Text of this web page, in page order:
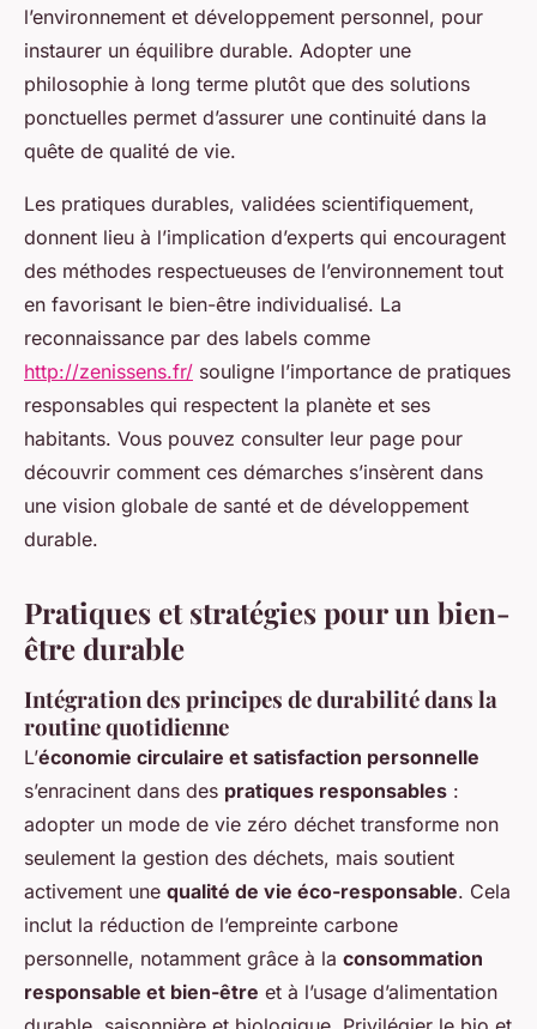
l’environnement et développement personnel, pour
instaurer un équilibre durable. Adopter une
philosophie à long terme plutôt que des solutions
ponctuelles permet d’assurer une continuité dans la
quête de qualité de vie.
Les pratiques durables, validées scientifiquement,
donnent lieu à l’implication d’experts qui encouragent
des méthodes respectueuses de l’environnement tout
en favorisant le bien-être individualisé. La
reconnaissance par des labels comme
http://zenissens.fr/ souligne l’importance de pratiques
responsables qui respectent la planète et ses
habitants. Vous pouvez consulter leur page pour
découvrir comment ces démarches s’insèrent dans
une vision globale de santé et de développement
durable.
Pratiques et stratégies pour un bien-
être durable
Intégration des principes de durabilité dans la
routine quotidienne
L’économie circulaire et satisfaction personnelle
s’enracinent dans des pratiques responsables :
adopter un mode de vie zéro déchet transforme non
seulement la gestion des déchets, mais soutient
activement une qualité de vie éco-responsable. Cela
inclut la réduction de l’empreinte carbone
personnelle, notamment grâce à la consommation
responsable et bien-être et à l’usage d’alimentation